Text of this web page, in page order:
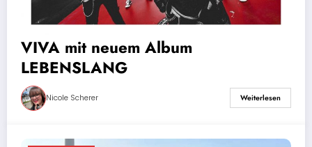
VIVA mit neuem Album
LEBENSLANG
Nicole Scherer Weiterlesen